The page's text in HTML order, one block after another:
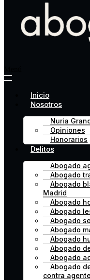
Inicio
Nosotros
Nuria
Opiniones
Honorarios
Delitos
Abogado
Abogado
Abogado
Madrid
Abogado
Abogado
Abogado
Abogado
Abogado
Abogado
Abogado
Abogado
contra